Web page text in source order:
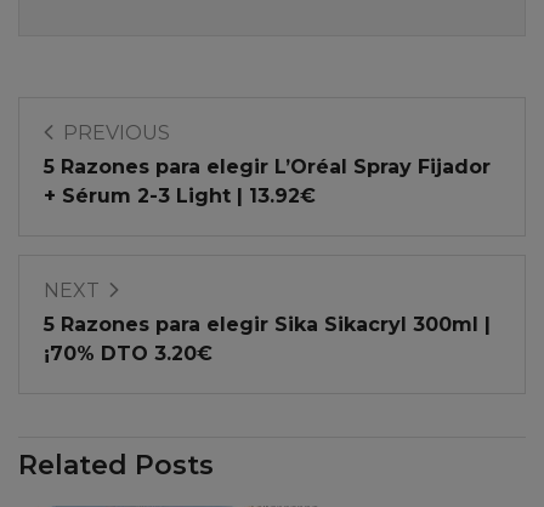
PREVIOUS
5 Razones para elegir L’Oréal Spray Fijador
+ Sérum 2-3 Light | 13.92€
NEXT
5 Razones para elegir Sika Sikacryl 300ml |
¡70% DTO 3.20€
Related Posts